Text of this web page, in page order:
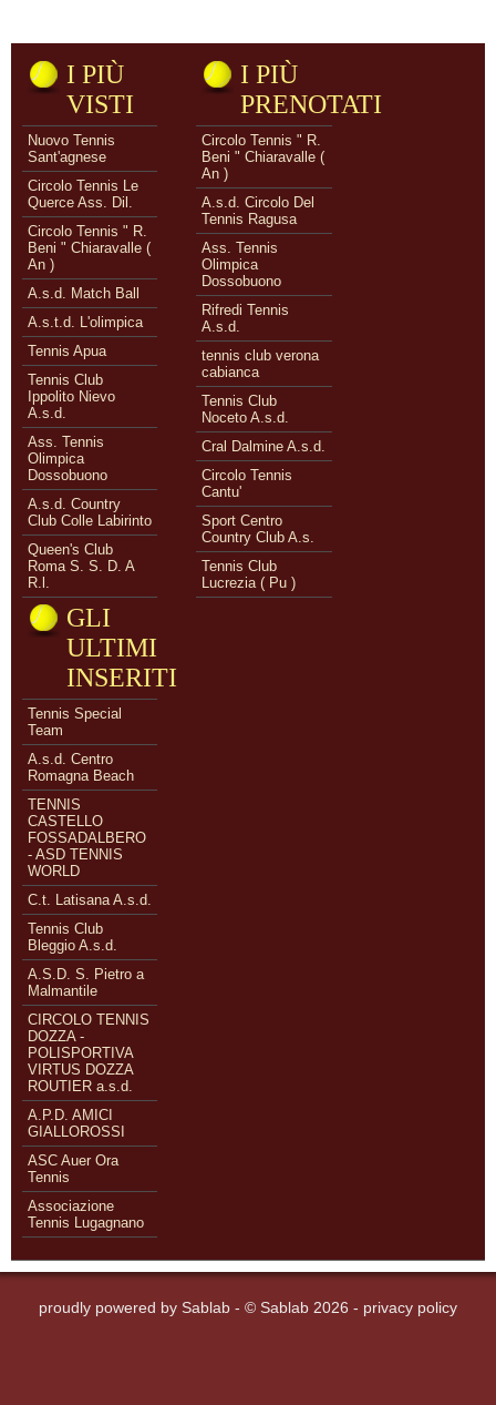
I PIÙ
VISTI
Nuovo Tennis
Sant'agnese
Circolo Tennis Le
Querce Ass. Dil.
Circolo Tennis " R.
Beni " Chiaravalle (
An )
A.s.d. Match Ball
A.s.t.d. L'olimpica
Tennis Apua
Tennis Club
Ippolito Nievo
A.s.d.
Ass. Tennis
Olimpica
Dossobuono
A.s.d. Country
Club Colle Labirinto
Queen's Club
Roma S. S. D. A
R.l.
I PIÙ
PRENOTATI
Circolo Tennis " R.
Beni " Chiaravalle (
An )
A.s.d. Circolo Del
Tennis Ragusa
Ass. Tennis
Olimpica
Dossobuono
Rifredi Tennis
A.s.d.
tennis club verona
cabianca
Tennis Club
Noceto A.s.d.
Cral Dalmine A.s.d.
Circolo Tennis
Cantu'
Sport Centro
Country Club A.s.
Tennis Club
Lucrezia ( Pu )
GLI
ULTIMI
INSERITI
Tennis Special
Team
A.s.d. Centro
Romagna Beach
TENNIS
CASTELLO
FOSSADALBERO
- ASD TENNIS
WORLD
C.t. Latisana A.s.d.
Tennis Club
Bleggio A.s.d.
A.S.D. S. Pietro a
Malmantile
CIRCOLO TENNIS
DOZZA -
POLISPORTIVA
VIRTUS DOZZA
ROUTIER a.s.d.
A.P.D. AMICI
GIALLOROSSI
ASC Auer Ora
Tennis
Associazione
Tennis Lugagnano
proudly powered by Sablab - © Sablab 2026 - privacy policy